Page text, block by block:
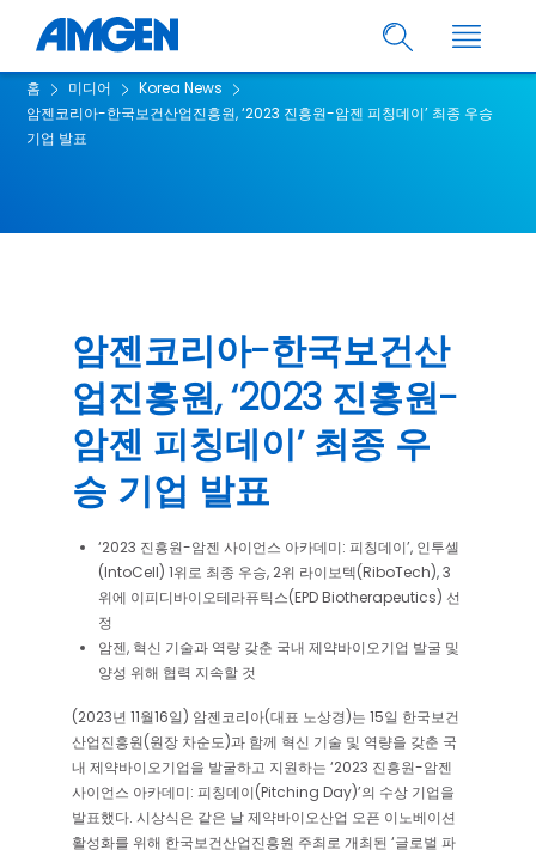
홈 미디어
Korea News
암젠코리아-한국보건산업진흥원, ‘2023 진흥원-암젠 피칭데이’ 최종 우승
기업 발표
암젠코리아-한국보건산
업진흥원, ‘2023 진흥원-
암젠 피칭데이’ 최종 우
승 기업 발표
‘2023 진흥원-암젠 사이언스 아카데미: 피칭데이’, 인투셀
(IntoCell) 1위로 최종 우승, 2위 라이보텍(RiboTech), 3
위에 이피디바이오테라퓨틱스(EPD Biotherapeutics) 선
정
암젠, 혁신 기술과 역량 갖춘 국내 제약바이오기업 발굴 및
양성 위해 협력 지속할 것
(2023년 11월16일) 암젠코리아(대표 노상경)는 15일 한국보건
산업진흥원(원장 차순도)과 함께 혁신 기술 및 역량을 갖춘 국
내 제약바이오기업을 발굴하고 지원하는 ‘2023 진흥원-암젠
사이언스 아카데미: 피칭데이(Pitching Day)’의 수상 기업을
발표했다. 시상식은 같은 날 제약바이오산업 오픈 이노베이션
활성화를 위해 한국보건산업진흥원 주최로 개최된 ‘글로벌 파